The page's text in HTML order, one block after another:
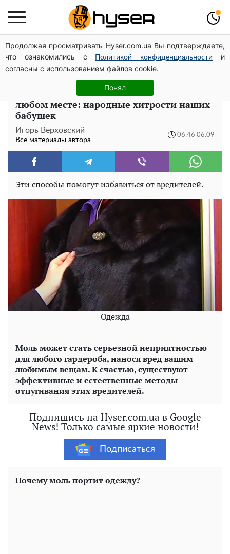
Продолжая просматривать Hyser.com.ua Вы подтверждаете,
что ознакомились с
Политикой конфиденциальности
и
согласны с использованием файлов cookie.
Понял
Поэтому и выглядит так молодо: 5 простых и
любимых блюд Аллы Пугачевой, о которых вы точно
не знали
Как избавиться от моли в шкафу или
любом месте: народные хитрости наших
бабушек
Игорь Верховский
Все материалы автора
06:46 06.09
Эти способы помогут избавиться от вредителей.
Одежда
Моль может стать серьезной неприятностью
для любого гардероба, нанося вред вашим
любимым вещам. К счастью, существуют
эффективные и естественные методы
отпугивания этих вредителей.
Подпишись на Hyser.com.ua в Google
News! Только самые яркие новости!
Подписаться
Почему моль портит одежду?